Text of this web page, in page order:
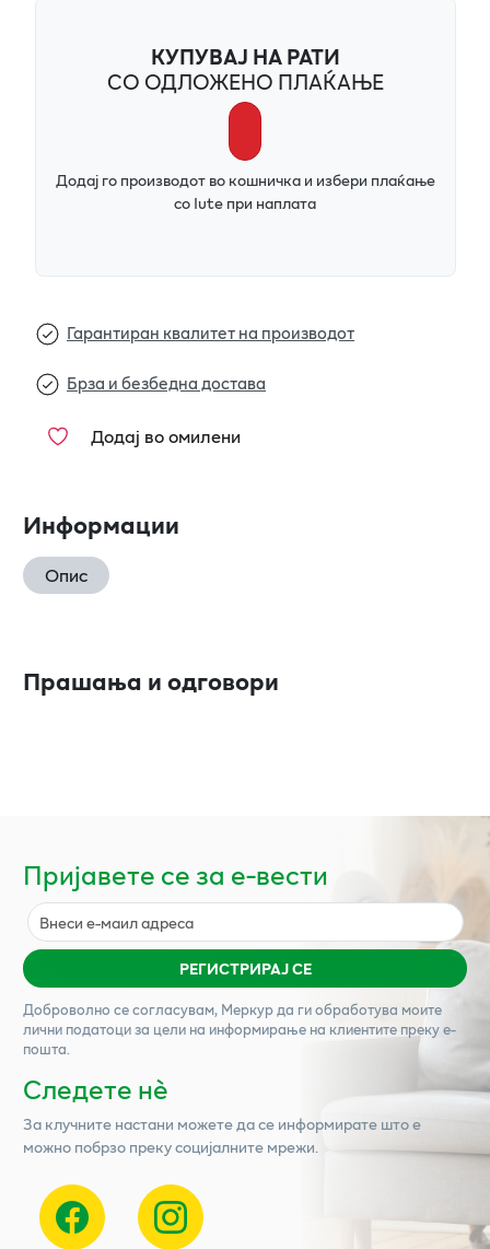
КУПУВАЈ НА РАТИ
СО ОДЛОЖЕНО ПЛАЌАЊЕ
Додај го производот во кошничка и избери плаќање
со Iute при наплата
Гарантиран квалитет на производот
Брза и безбедна достава
Додај во омилени
Информации
Опис
Прашања и одговори
Пријавете се за е-вести
РЕГИСТРИРАЈ СЕ
Доброволно се согласувам, Меркурда ги обработува моите
лични податоци за цели на информирање на клиентите преку е-
пошта.
Следете нѐ
За клучните настани можете да се информирате што е
можно побрзо преку социјалните мрежи.